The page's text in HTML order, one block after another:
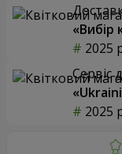
«Вибір
2025
Сервіс
2025